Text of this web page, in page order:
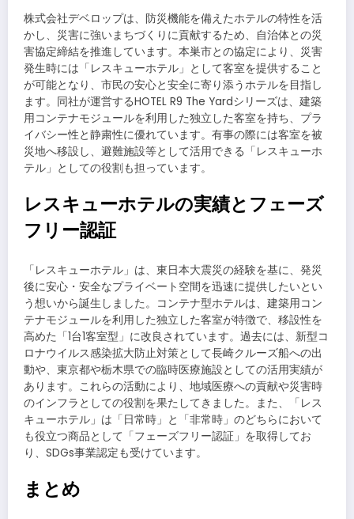
株式会社デベロップは、防災機能を備えたホテルの特性を活
かし、災害に強いまちづくりに貢献するため、自治体との災
害協定締結を推進しています。本巣市との協定により、災害
発生時には「レスキューホテル」として客室を提供すること
が可能となり、市民の安心と安全に寄り添うホテルを目指し
ます。同社が運営するHOTEL R9 The Yardシリーズは、建築
用コンテナモジュールを利用した独立した客室を持ち、プラ
イバシー性と静粛性に優れています。有事の際には客室を被
災地へ移設し、避難施設等として活用できる「レスキューホ
テル」としての役割も担っています。
レスキューホテルの実績とフェーズ
フリー認証
「レスキューホテル」は、東日本大震災の経験を基に、発災
後に安心・安全なプライベート空間を迅速に提供したいとい
う想いから誕生しました。コンテナ型ホテルは、建築用コン
テナモジュールを利用した独立した客室が特徴で、移設性を
高めた「1台1客室型」に改良されています。過去には、新型コ
ロナウイルス感染拡大防止対策として長崎クルーズ船への出
動や、東京都や栃木県での臨時医療施設としての活用実績が
あります。これらの活動により、地域医療への貢献や災害時
のインフラとしての役割を果たしてきました。また、「レス
キューホテル」は「日常時」と「非常時」のどちらにおいて
も役立つ商品として「フェーズフリー認証」を取得してお
り、SDGs事業認定も受けています。
まとめ